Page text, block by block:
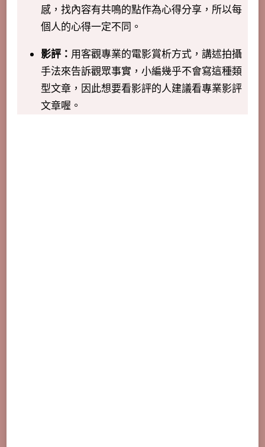
感，找內容有共鳴的點作為心得分享，所以每
個人的心得一定不同。
影評： 用客觀專業的電影賞析方式，講述拍攝
手法來告訴觀眾事實，小編幾乎不會寫這種類
型文章，因此想要看影評的人建議看專業影評
文章喔。